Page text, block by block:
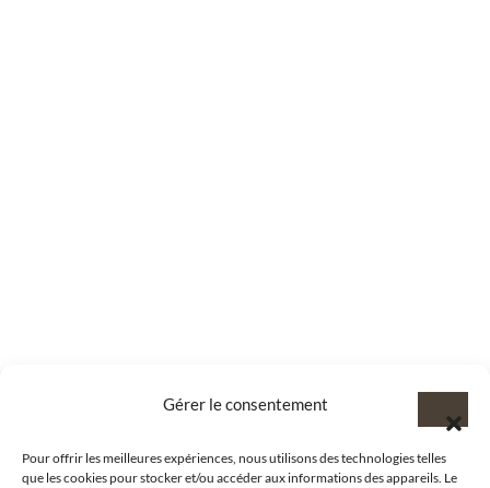
Gérer le consentement
Pour offrir les meilleures expériences, nous utilisons des technologies telles
que les cookies pour stocker et/ou accéder aux informations des appareils. Le